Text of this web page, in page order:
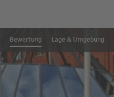
Bewertung Lage & Umgebung